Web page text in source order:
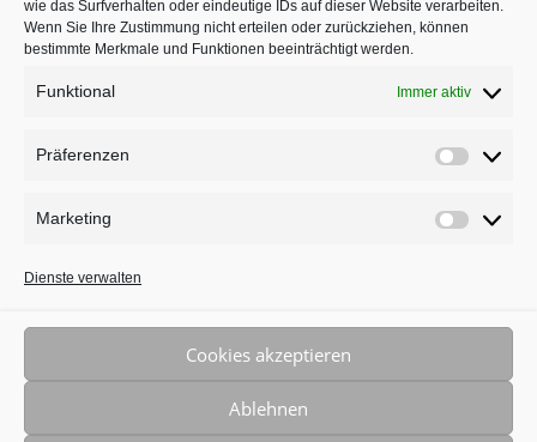
wie das Surfverhalten oder eindeutige IDs auf dieser Website verarbeiten.
Wenn Sie Ihre Zustimmung nicht erteilen oder zurückziehen, können
bestimmte Merkmale und Funktionen beeinträchtigt werden.
Funktional Immer aktiv
Präferenzen
Marketing
Marketing
Dienste verwalten
Cookies akzeptieren
Ablehnen